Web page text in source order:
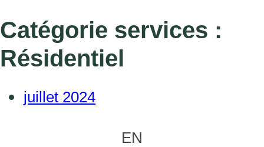
Catégorie services :
Résidentiel
juillet 2024
EN